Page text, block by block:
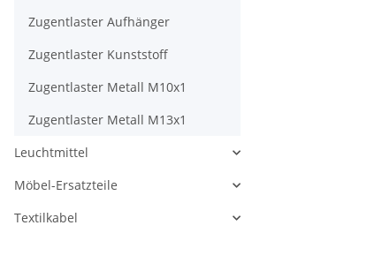
Zugentlaster Aufhänger
Zugentlaster Kunststoff
Zugentlaster Metall M10x1
Zugentlaster Metall M13x1
Leuchtmittel
Möbel-Ersatzteile
Textilkabel